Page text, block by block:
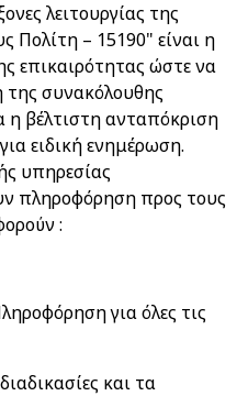
λειτουργίας της
Πολίτη – 15190" είναι η
επικαιρότητας ώστε να
της συνακόλουθης
η βέλτιστη ανταπόκριση
ειδική ενημέρωση.
υπηρεσίας
πληροφόρηση προς τους
:
για όλες τις
και τα